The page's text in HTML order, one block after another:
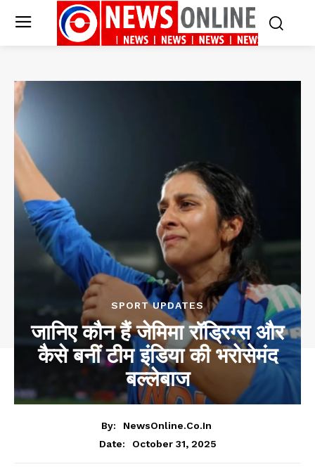
SPORT UPDATES
जानिए कौन हैं जेमिमा रॉड्रिग्स और
कैसे बनीं टीम इंडिया की भरोसेमंद
बल्लेबाज
By:
NewsOnline.co.in
Date:
October 31, 2025